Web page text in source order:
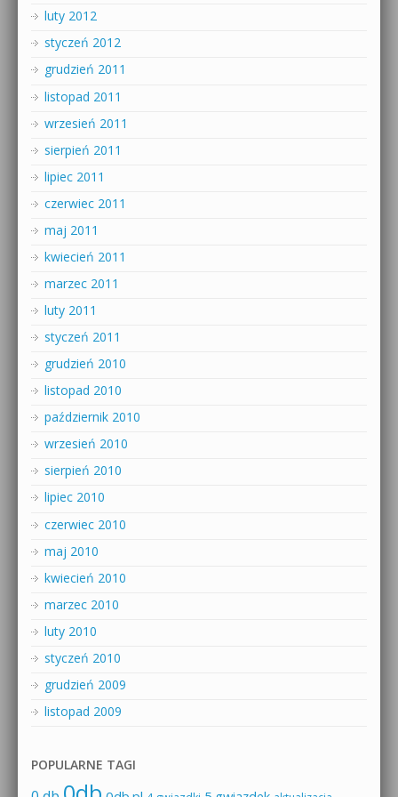
luty 2012
styczeń 2012
grudzień 2011
listopad 2011
wrzesień 2011
sierpień 2011
lipiec 2011
czerwiec 2011
maj 2011
kwiecień 2011
marzec 2011
luty 2011
styczeń 2011
grudzień 2010
listopad 2010
październik 2010
wrzesień 2010
sierpień 2010
lipiec 2010
czerwiec 2010
maj 2010
kwiecień 2010
marzec 2010
luty 2010
styczeń 2010
grudzień 2009
listopad 2009
POPULARNE TAGI